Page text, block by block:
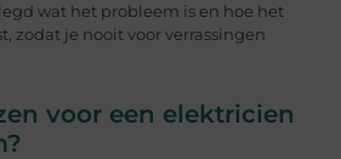
wat het probleem is en hoe het
zodat je nooit voor verrassingen
voor een elektricien